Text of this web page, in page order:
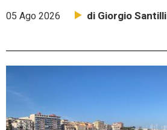
05 Ago 2026 di Giorgio Santilli